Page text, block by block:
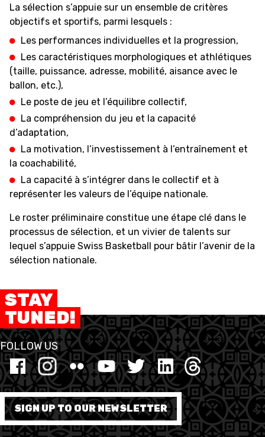
INTEGRITÄT
La sélection s’appuie sur un ensemble de critères
objectifs et sportifs, parmi lesquels :
Les performances individuelles et la progression,
Les caractéristiques morphologiques et athlétiques
(taille, puissance, adresse, mobilité, aisance avec le
ballon, etc.),
Le poste de jeu et l’équilibre collectif,
La compréhension du jeu et la capacité
d’adaptation,
La motivation, l’investissement à l’entraînement et
la coachabilité,
La capacité à s’intégrer dans le collectif et à
représenter les valeurs de l’équipe nationale.
Le roster préliminaire constitue une étape clé dans le
processus de sélection, et un vivier de talents sur
lequel s’appuie Swiss Basketball pour bâtir l’avenir de la
sélection nationale.
STAY
TUNED!
FOLLOW US
SIGN UP TO OUR NEWSLETTER